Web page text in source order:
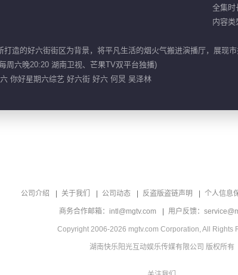
全集时
内容类
打造的好六街街区为背景，将平凡生活的烟火气搬进演播厅，展现
周六晚20:20 湖南卫视、芒果TV双平台独播)
你好星期六综艺 好六街 好六 何炅 吴泽林
公司介绍 关于我们 公司动态 反盗版盗链声明 个人信息
商务合作邮箱：intl@mgtv.com 用户反馈：
Copyright 2006-2026 mgtv.com Corporation, All Rights
湖南快乐阳光互动娱乐传媒有限公司 版权所有